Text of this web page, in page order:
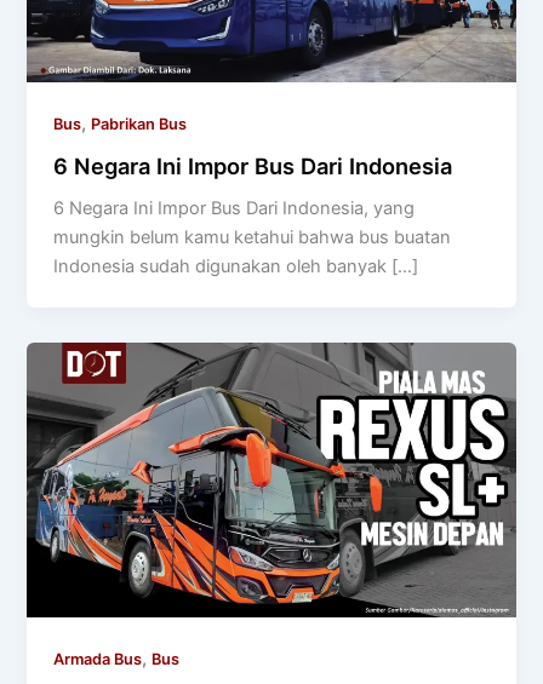
Bus, Pabrikan Bus
6 Negara Ini Impor Bus Dari Indonesia
6 Negara Ini Impor Bus Dari Indonesia, yang
mungkin belum kamu ketahui bahwa bus buatan
Indonesia sudah digunakan oleh banyak […]
Armada Bus, Bus